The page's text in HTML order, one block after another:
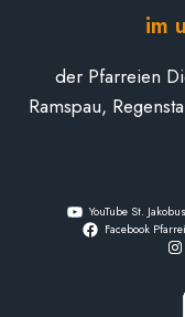
im
der Pfarreien
Ramspau,
YouTube St.
Facebook